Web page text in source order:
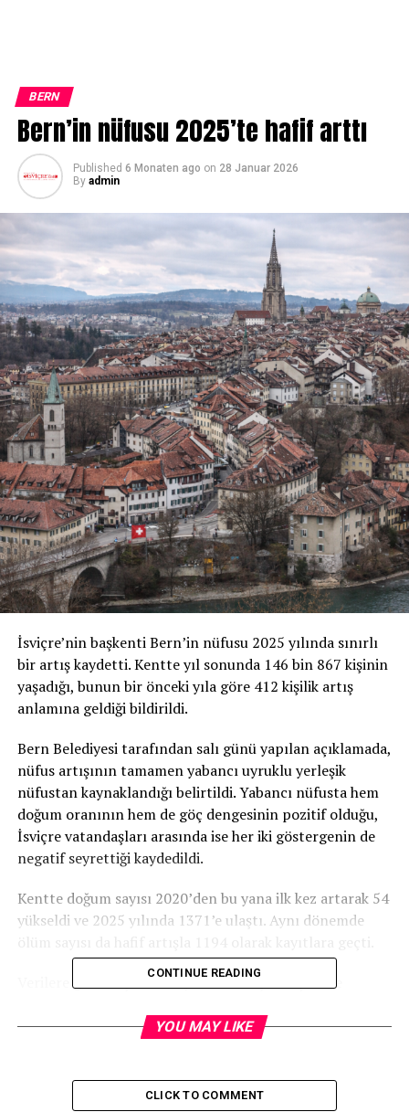
BERN
Bern’in nüfusu 2025’te hafif arttı
Published 6 Monaten ago on 28 Januar 2026
By admin
İsviçre’nin başkenti Bern’in nüfusu 2025 yılında sınırlı
bir artış kaydetti. Kentte yıl sonunda 146 bin 867 kişinin
yaşadığı, bunun bir önceki yıla göre 412 kişilik artış
anlamına geldiği bildirildi.
Bern Belediyesi tarafından salı günü yapılan açıklamada,
nüfus artışının tamamen yabancı uyruklu yerleşik
nüfustan kaynaklandığı belirtildi. Yabancı nüfusta hem
doğum oranının hem de göç dengesinin pozitif olduğu,
İsviçre vatandaşları arasında ise her iki göstergenin de
negatif seyrettiği kaydedildi.
Kentte doğum sayısı 2020’den bu yana ilk kez artarak 54
yükseldi ve 2025 yılında 1371’e ulaştı. Aynı dönemde
Verilere göre boşanma sayısı dikkati çekici şekilde
artarak 541’e çıktı. Buna karşılık vatandaşlığa kabul
Net göç ise 196 kişiyle bir önceki yılın (459) belirgin
CONTINUE READING
YOU MAY LIKE
CLICK TO COMMENT